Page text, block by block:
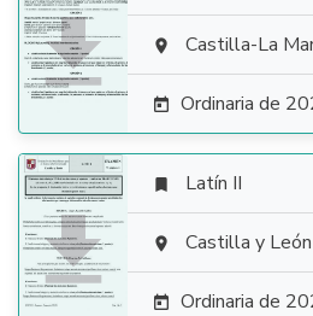
  Castilla-La
 Ordinaria de

 Latín II
 Castilla y León
 Ordinaria de